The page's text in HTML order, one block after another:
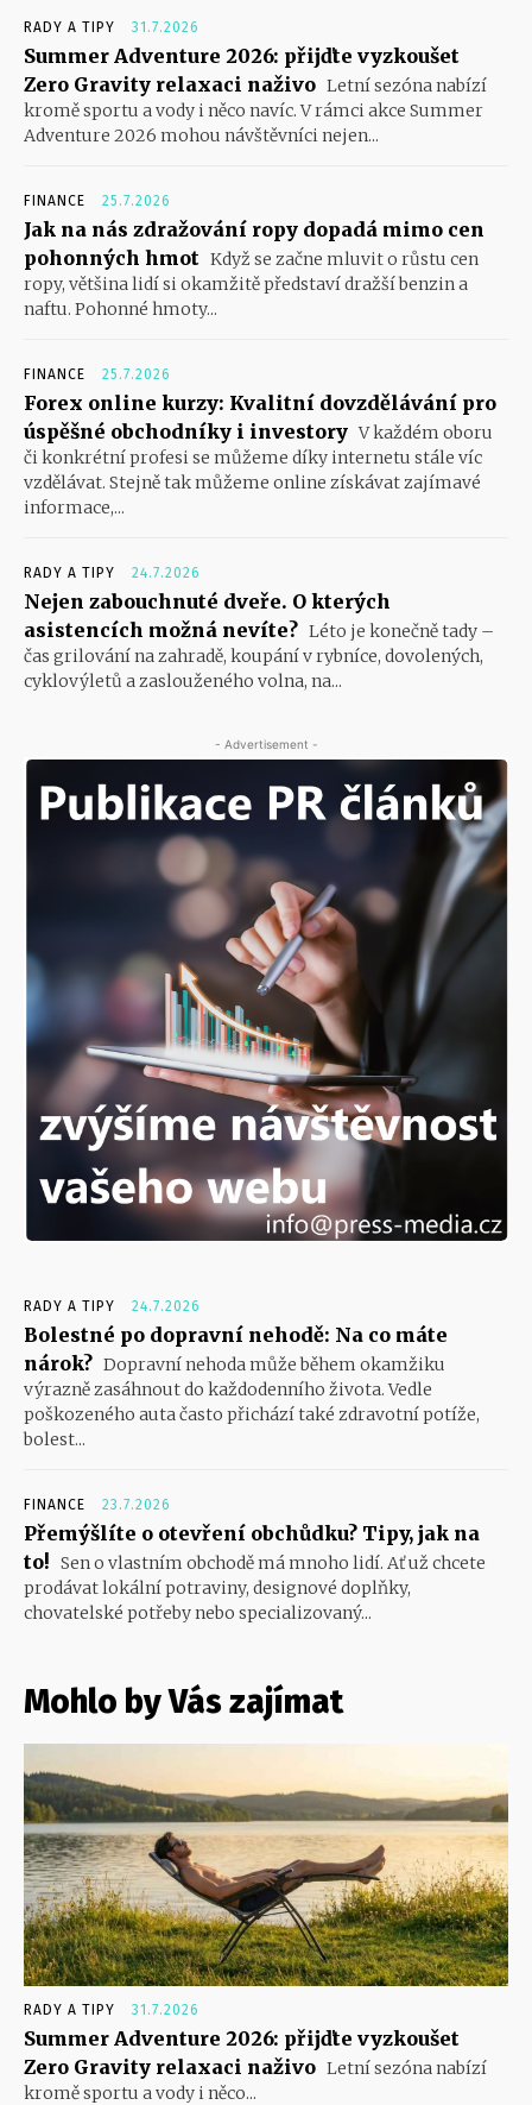
RADY A TIPY 31.7.2026
Summer Adventure 2026: přijďte vyzkoušet
Zero Gravity relaxaci naživo Letní sezóna nabízí
kromě sportu a vody i něco navíc. V rámci akce Summer
Adventure 2026 mohou návštěvníci nejen...
FINANCE 25.7.2026
Jak na nás zdražování ropy dopadá mimo cen
pohonných hmot Když se začne mluvit o růstu cen
ropy, většina lidí si okamžitě představí dražší benzin a
naftu. Pohonné hmoty...
FINANCE 25.7.2026
Forex online kurzy: Kvalitní dovzdělávání pro
úspěšné obchodníky i investory V každém oboru
či konkrétní profesi se můžeme díky internetu stále víc
vzdělávat. Stejně tak můžeme online získávat zajímavé
informace,...
RADY A TIPY 24.7.2026
Nejen zabouchnuté dveře. O kterých
asistencích možná nevíte? Léto je konečně tady –
čas grilování na zahradě, koupání v rybníce, dovolených,
cyklovýletů a zaslouženého volna, na...
- Advertisement -
RADY A TIPY 24.7.2026
Bolestné po dopravní nehodě: Na co máte
nárok? Dopravní nehoda může během okamžiku
výrazně zasáhnout do každodenního života. Vedle
poškozeného auta často přichází také zdravotní potíže,
bolest...
FINANCE 23.7.2026
Přemýšlíte o otevření obchůdku? Tipy, jak na
to! Sen o vlastním obchodě má mnoho lidí. Ať už chcete
prodávat lokální potraviny, designové doplňky,
chovatelské potřeby nebo specializovaný...
Mohlo by Vás zajímat
RADY A TIPY 31.7.2026
Summer Adventure 2026: přijďte vyzkoušet
Zero Gravity relaxaci naživo Letní sezóna nabízí
kromě sportu a vody i něco...